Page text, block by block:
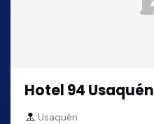
Hotel 94 Usaquén
Usaquén